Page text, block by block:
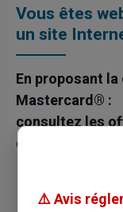
Vous êtes
un site
En proposant la
Mastercard® :
consultez les
destiné aux
Vous
boutique ou
⚠️ Avis